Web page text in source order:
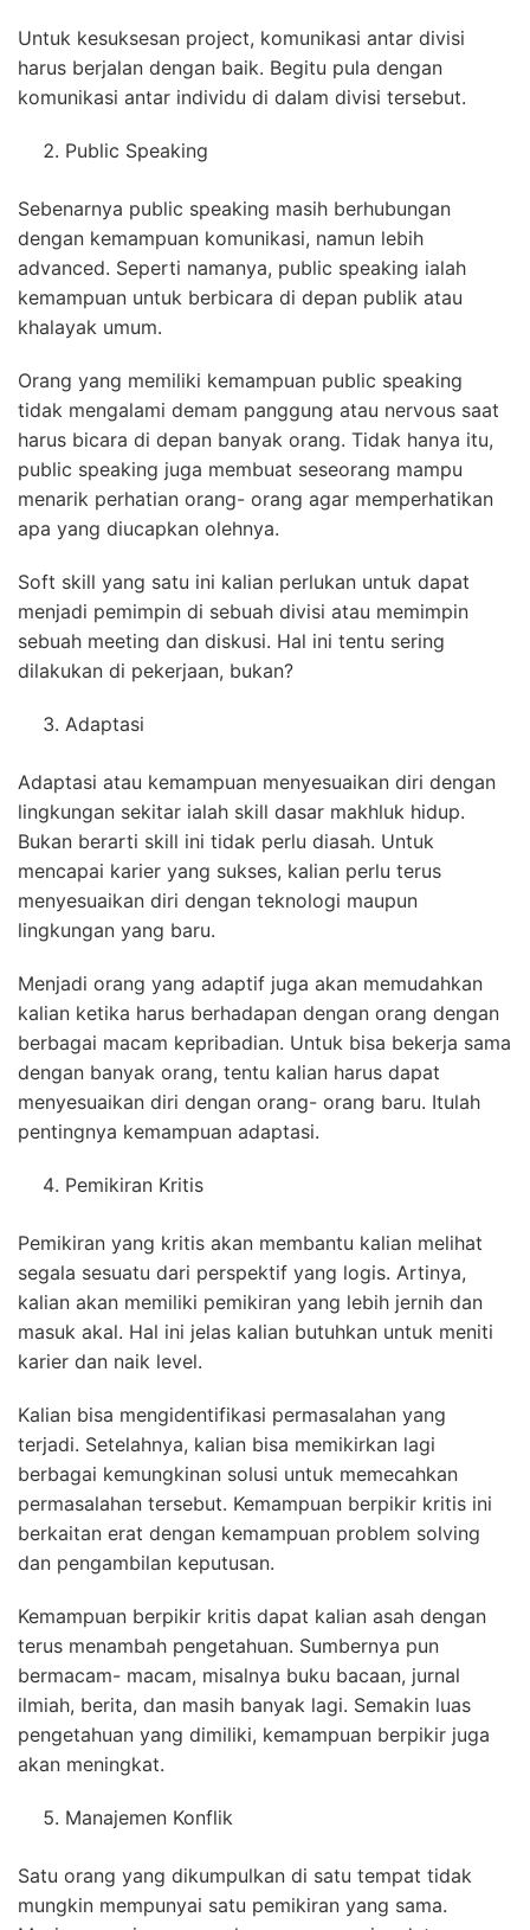
Untuk kesuksesan project, komunikasi antar divisi
harus berjalan dengan baik. Begitu pula dengan
komunikasi antar individu di dalam divisi tersebut.
Public Speaking
Sebenarnya public speaking masih berhubungan
dengan kemampuan komunikasi, namun lebih
advanced. Seperti namanya, public speaking ialah
kemampuan untuk berbicara di depan publik atau
khalayak umum.
Orang yang memiliki kemampuan public speaking
tidak mengalami demam panggung atau nervous saat
harus bicara di depan banyak orang. Tidak hanya itu,
public speaking juga membuat seseorang mampu
menarik perhatian orang- orang agar memperhatikan
apa yang diucapkan olehnya.
Soft skill yang satu ini kalian perlukan untuk dapat
menjadi pemimpin di sebuah divisi atau memimpin
sebuah meeting dan diskusi. Hal ini tentu sering
dilakukan di pekerjaan, bukan?
Adaptasi
Adaptasi atau kemampuan menyesuaikan diri dengan
lingkungan sekitar ialah skill dasar makhluk hidup.
Bukan berarti skill ini tidak perlu diasah. Untuk
mencapai karier yang sukses, kalian perlu terus
menyesuaikan diri dengan teknologi maupun
lingkungan yang baru.
Menjadi orang yang adaptif juga akan memudahkan
kalian ketika harus berhadapan dengan orang dengan
berbagai macam kepribadian. Untuk bisa bekerja sama
dengan banyak orang, tentu kalian harus dapat
menyesuaikan diri dengan orang- orang baru. Itulah
pentingnya kemampuan adaptasi.
Pemikiran Kritis
Pemikiran yang kritis akan membantu kalian melihat
segala sesuatu dari perspektif yang logis. Artinya,
kalian akan memiliki pemikiran yang lebih jernih dan
masuk akal. Hal ini jelas kalian butuhkan untuk meniti
karier dan naik level.
Kalian bisa mengidentifikasi permasalahan yang
terjadi. Setelahnya, kalian bisa memikirkan lagi
berbagai kemungkinan solusi untuk memecahkan
permasalahan tersebut. Kemampuan berpikir kritis ini
berkaitan erat dengan kemampuan problem solving
dan pengambilan keputusan.
Kemampuan berpikir kritis dapat kalian asah dengan
terus menambah pengetahuan. Sumbernya pun
bermacam- macam, misalnya buku bacaan, jurnal
ilmiah, berita, dan masih banyak lagi. Semakin luas
pengetahuan yang dimiliki, kemampuan berpikir juga
akan meningkat.
Manajemen Konflik
Satu orang yang dikumpulkan di satu tempat tidak
mungkin mempunyai satu pemikiran yang sama.